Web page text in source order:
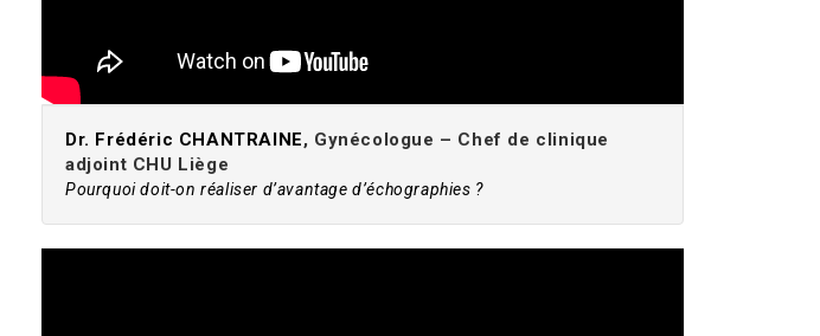
Dr. Frédéric CHANTRAINE, Gynécologue – Chef de clinique
adjoint CHU Liège
Pourquoi doit-on réaliser d’avantage d’échographies ?